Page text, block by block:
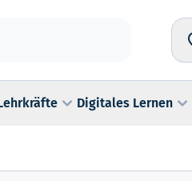
Digitales Lernen